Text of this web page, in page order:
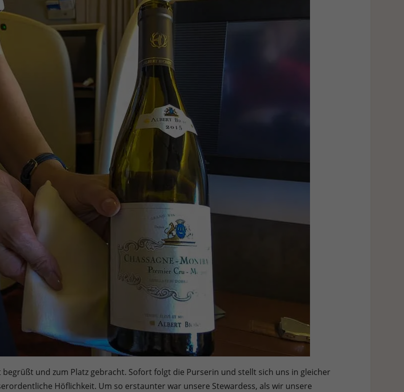
und zum Platz gebracht. Sofort folgt die Purserin und stellt sich uns in gleicher
Höflichkeit. Um so erstaunter war unsere Stewardess, als wir unsere